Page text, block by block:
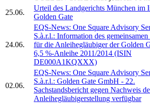
25.06.
Urteil des Landgerichts München im
Golden Gate
24.06.
EQS-News: One Square Advisory
S.à.r.l.: Information des gemeinsamen
für die Anleihegläubiger derGolden
6,5 %-Anleihe 2011/2014 (ISIN
DE000A1KQXXX)
02.06.
EQS-News: One Square Advisory
S.à.r.l.: Golden Gate GmbH - 22.
Sachstandsbericht gegen Nachweis
Anleihegläubigerstellung verfügbar